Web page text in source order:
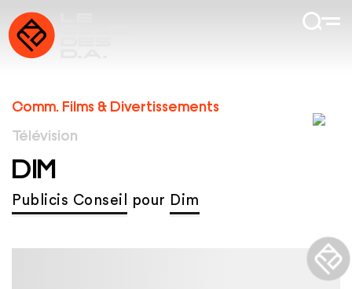
Comm. Films & Divertissements
Télévision
DIM
Publicis Conseil pour Dim